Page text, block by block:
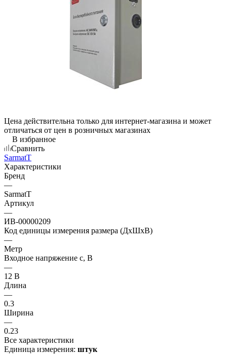
Цена действительна только для интернет-магазина и может
отличаться от цен в розничных магазинах
В избранное
Сравнить
SarmatT
Характеристики
Бренд
—
SarmatT
Артикул
—
ИВ-00000209
Код единицы измерения размера (ДхШхВ)
—
Метр
Входное напряжение с, В
—
12 В
Длина
—
0.3
Ширина
—
0.23
Все характеристики
Единица измерения: штук